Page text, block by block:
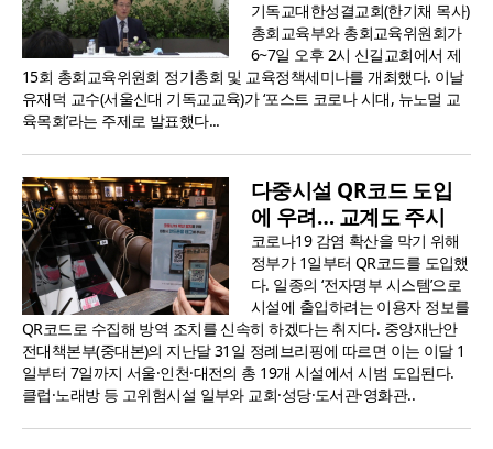
기독교대한성결교회(한기채 목사)
총회교육부와 총회교육위원회가
6~7일 오후 2시 신길교회에서 제
15회 총회교육위원회 정기총회 및 교육정책세미나를 개최했다. 이날
유재덕 교수(서울신대 기독교교육)가 ‘포스트 코로나 시대, 뉴노멀 교
육목회’라는 주제로 발표했다...
다중시설 QR코드 도입
에 우려… 교계도 주시
코로나19 감염 확산을 막기 위해
정부가 1일부터 QR코드를 도입했
다. 일종의 ‘전자명부 시스템’으로
시설에 출입하려는 이용자 정보를
QR코드로 수집해 방역 조치를 신속히 하겠다는 취지다. 중앙재난안
전대책본부(중대본)의 지난달 31일 정례브리핑에 따르면 이는 이달 1
일부터 7일까지 서울·인천·대전의 총 19개 시설에서 시범 도입된다.
클럽·노래방 등 고위험시설 일부와 교회·성당·도서관·영화관..